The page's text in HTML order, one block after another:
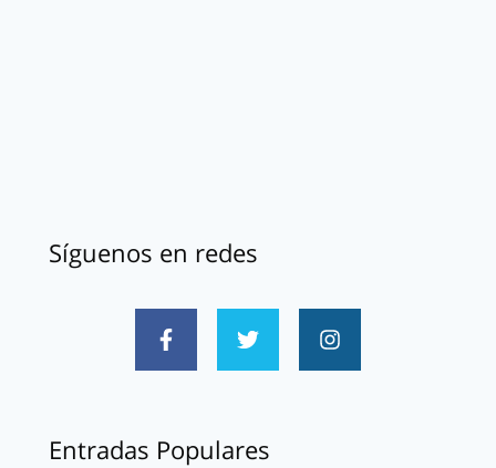
Síguenos en redes
Entradas Populares